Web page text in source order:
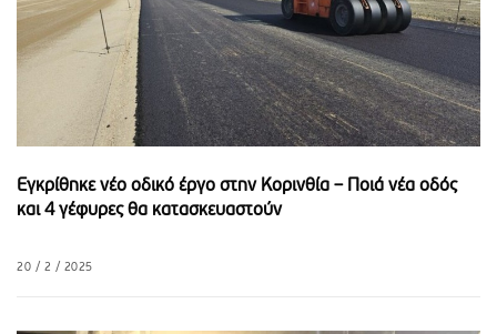
Εγκρίθηκε νέο οδικό έργο στην Κορινθία – Ποιά νέα οδός
και 4 γέφυρες θα κατασκευαστούν
20 / 2 / 2025